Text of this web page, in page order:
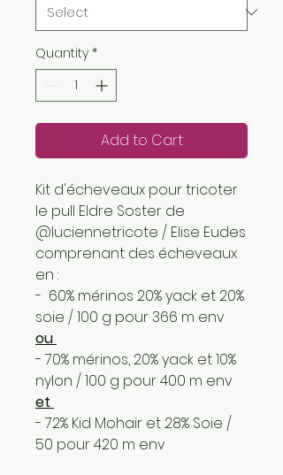
Quantity *
Add to Cart
Kit d'écheveaux pour tricoter
le pull Eldre Soster de
@luciennetricote / Elise Eudes
comprenant des écheveaux
en :
- 60% mérinos 20% yack et 20%
soie / 100 g pour 366 m env
ou
- 70% mérinos, 20% yack et 10%
nylon / 100 g pour 400 m env
et
- 72% Kid Mohair et 28% Soie /
50 pour 420 m env